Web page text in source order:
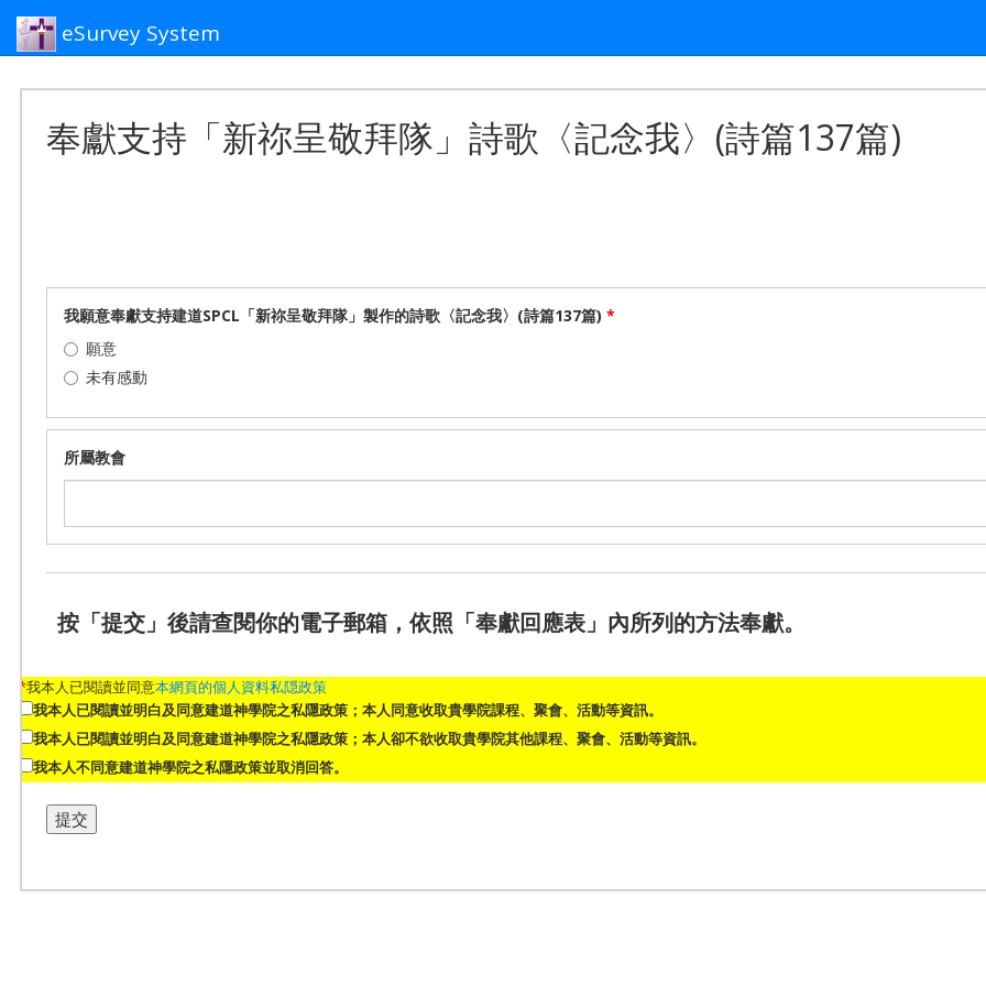
eSurvey System
奉獻支持「新祢呈敬拜隊」詩歌〈記念我〉(詩篇137篇)
我願意奉獻支持建道SPCL「新祢呈敬拜隊」製作的詩歌〈記念我〉(詩篇137篇) *
願意
未有感動
所屬教會
按「提交」後請查閱你的電子郵箱，依照「奉獻回應表」內所列的方法奉獻。
*我本人已閱讀並同意本網頁的個人資料私隠政策
我本人已閱讀並明白及同意建道神學院之私隱政策；本人同意收取貴學院課程、聚會、活動等資訊。
我本人已閱讀並明白及同意建道神學院之私隱政策；本人卻不欲收取貴學院其他課程、聚會、活動等資訊。
我本人不同意建道神學院之私隱政策並取消回答。
提交